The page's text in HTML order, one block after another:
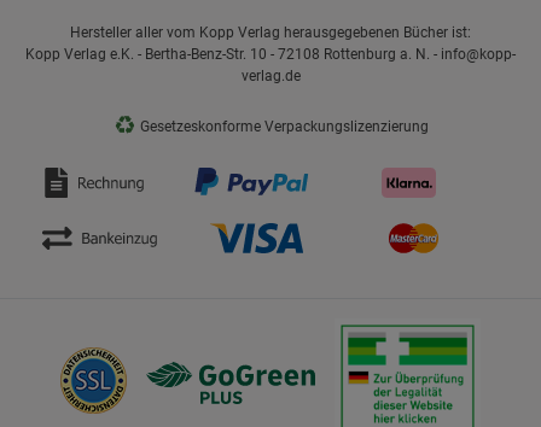
Hersteller aller vom Kopp Verlag herausgegebenen Bücher ist:
Kopp Verlag e.K. - Bertha-Benz-Str. 10 - 72108 Rottenburg a. N. - info@kopp-
verlag.de
♻ Gesetzeskonforme Verpackungslizenzierung